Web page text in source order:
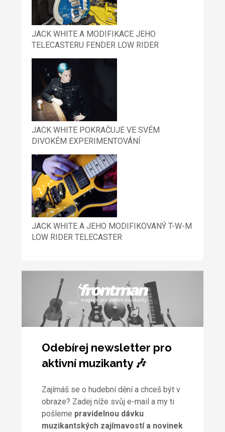
JACK WHITE A MODIFIKACE JEHO
TELECASTERU FENDER LOW RIDER
JACK WHITE POKRAČUJE VE SVÉM
DIVOKÉM EXPERIMENTOVÁNÍ
JACK WHITE A JEHO MODIFIKOVANÝ T-W-M
LOW RIDER TELECASTER
Odebírej newsletter pro
aktivní muzikanty 🎶
Zajímáš se o hudební dění a chceš být v
obraze? Zadej níže svůj e-mail a my ti
pošleme pravidelnou dávku
muzikantských zajímavostí a novinek